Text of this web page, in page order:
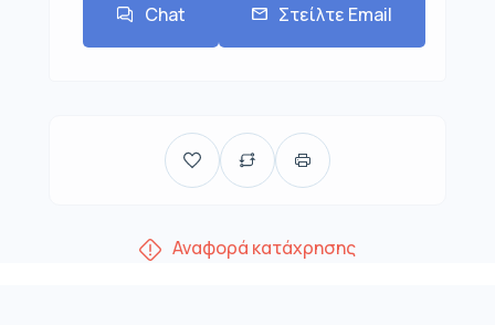
Chat Στείλτε Email
Αναφορά κατάχρησης